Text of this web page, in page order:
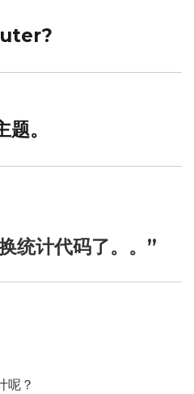
。
统计代码了。。”
呢？